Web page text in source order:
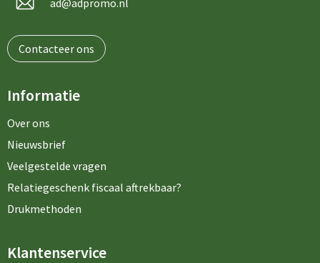
ad@adpromo.nl
Contacteer ons
Informatie
Over ons
Nieuwsbrief
Veelgestelde vragen
Relatiegeschenk fiscaal aftrekbaar?
Drukmethoden
Klantenservice